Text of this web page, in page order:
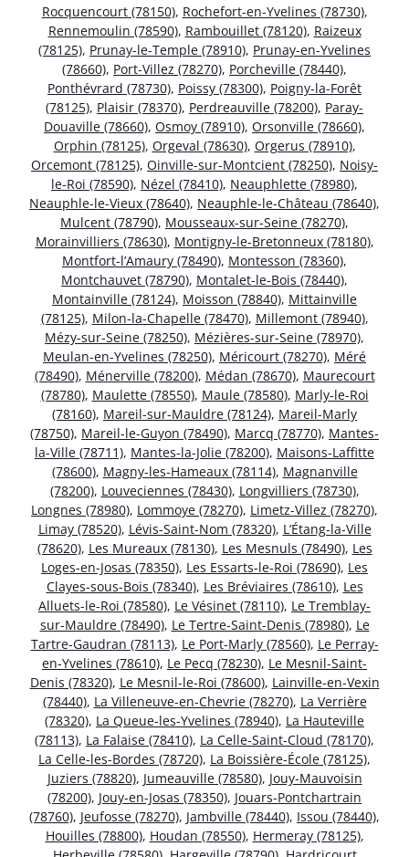
Rocquencourt (78150), Rochefort-en-Yvelines (78730),
Rennemoulin (78590), Rambouillet (78120), Raizeux
(78125), Prunay-le-Temple (78910), Prunay-en-Yvelines
(78660), Port-Villez (78270), Porcheville (78440),
Ponthévrard (78730), Poissy (78300), Poigny-la-Forêt
(78125), Plaisir (78370), Perdreauville (78200), Paray-
Douaville (78660), Osmoy (78910), Orsonville (78660),
Orphin (78125), Orgeval (78630), Orgerus (78910),
Orcemont (78125), Oinville-sur-Montcient (78250), Noisy-
le-Roi (78590), Nézel (78410), Neauphlette (78980),
Neauphle-le-Vieux (78640), Neauphle-le-Château (78640),
Mulcent (78790), Mousseaux-sur-Seine (78270),
Morainvilliers (78630), Montigny-le-Bretonneux (78180),
Montfort-l’Amaury (78490), Montesson (78360),
Montchauvet (78790), Montalet-le-Bois (78440),
Montainville (78124), Moisson (78840), Mittainville
(78125), Milon-la-Chapelle (78470), Millemont (78940),
Mézy-sur-Seine (78250), Mézières-sur-Seine (78970),
Meulan-en-Yvelines (78250), Méricourt (78270), Méré
(78490), Ménerville (78200), Médan (78670), Maurecourt
(78780), Maulette (78550), Maule (78580), Marly-le-Roi
(78160), Mareil-sur-Mauldre (78124), Mareil-Marly
(78750), Mareil-le-Guyon (78490), Marcq (78770), Mantes-
la-Ville (78711), Mantes-la-Jolie (78200), Maisons-Laffitte
(78600), Magny-les-Hameaux (78114), Magnanville
(78200), Louveciennes (78430), Longvilliers (78730),
Longnes (78980), Lommoye (78270), Limetz-Villez (78270),
Limay (78520), Lévis-Saint-Nom (78320), L’Étang-la-Ville
(78620), Les Mureaux (78130), Les Mesnuls (78490), Les
Loges-en-Josas (78350), Les Essarts-le-Roi (78690), Les
Clayes-sous-Bois (78340), Les Bréviaires (78610), Les
Alluets-le-Roi (78580), Le Vésinet (78110), Le Tremblay-
sur-Mauldre (78490), Le Tertre-Saint-Denis (78980), Le
Tartre-Gaudran (78113), Le Port-Marly (78560), Le Perray-
en-Yvelines (78610), Le Pecq (78230), Le Mesnil-Saint-
Denis (78320), Le Mesnil-le-Roi (78600), Lainville-en-Vexin
(78440), La Villeneuve-en-Chevrie (78270), La Verrière
(78320), La Queue-les-Yvelines (78940), La Hauteville
(78113), La Falaise (78410), La Celle-Saint-Cloud (78170),
La Celle-les-Bordes (78720), La Boissière-École (78125),
Juziers (78820), Jumeauville (78580), Jouy-Mauvoisin
(78200), Jouy-en-Josas (78350), Jouars-Pontchartrain
(78760), Jeufosse (78270), Jambville (78440), Issou (78440),
Houilles (78800), Houdan (78550), Hermeray (78125),